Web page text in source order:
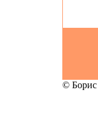
© Борис